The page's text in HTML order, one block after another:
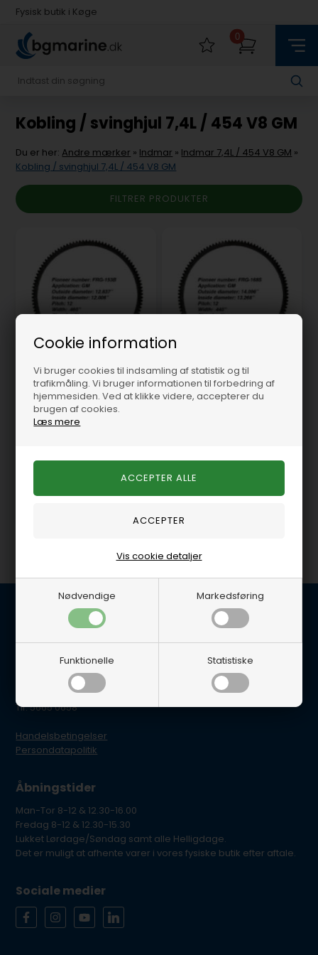
Cookie information
Vi bruger cookies til indsamling af statistik og til
trafikmåling. Vi bruger informationen til forbedring af
hjemmesiden. Ved at klikke videre, accepterer du
brugen af cookies.
Læs mere
Nødvendige Markedsføring
Funktionelle Statistiske
Vis cookie detaljer
Fysisk butik i Køge
Fysisk butik i Køge
Hurtig levering med Postnord
0
Kobling / svinghjul 7,4L / 454 V8 GM
Du er her: Andre mærker » Indmar » Indmar 7,4L / 454 V8 GM »
Kobling / svinghjul 7,4L / 454 V8 GM
FILTRER PRODUKTER
Startkrans 153 tænder
12 3/4"(323,85mm.)
Startkrans 168 tænder
Kundeservice
Glentevej 22B
E-mail: per@lynegaard.dk
Tlf. 5665 0658
Handelsbetingelser
Persondatapolitik
Åbningstider
Man-Tor 8-12 & 12.30-16.00
Fredag 8-12 & 12.30-15.30
Lukket Lørdage/Søndag samt alle Helligdage.
Det er muligt at afhente varer i vores fysiske butik efter aftale.
Sociale medier